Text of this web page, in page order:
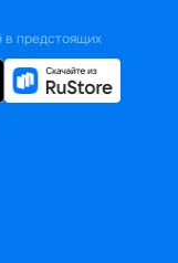
в предстоящих